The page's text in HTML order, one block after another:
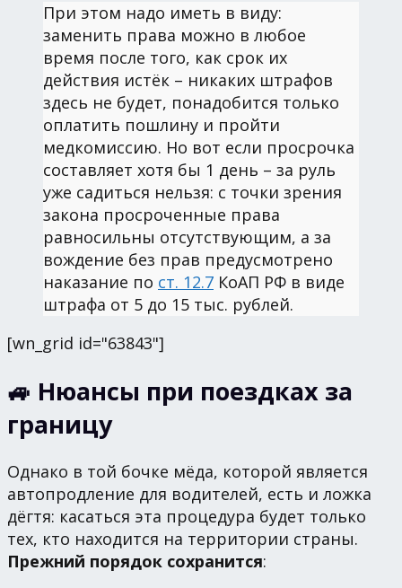
При этом надо иметь в виду:
заменить права можно в любое
время после того, как срок их
действия истёк – никаких штрафов
здесь не будет, понадобится только
оплатить пошлину и пройти
медкомиссию. Но вот если просрочка
составляет хотя бы 1 день – за руль
уже садиться нельзя: с точки зрения
закона просроченные права
равносильны отсутствующим, а за
вождение без прав предусмотрено
наказание по ст. 12.7 КоАП РФ в виде
штрафа от 5 до 15 тыс. рублей.
[wn_grid id="63843"]
🚙 Нюансы при поездках за
границу
Однако в той бочке мёда, которой является
автопродление для водителей, есть и ложка
дёгтя: касаться эта процедура будет только
тех, кто находится на территории страны.
Прежний порядок сохранится: